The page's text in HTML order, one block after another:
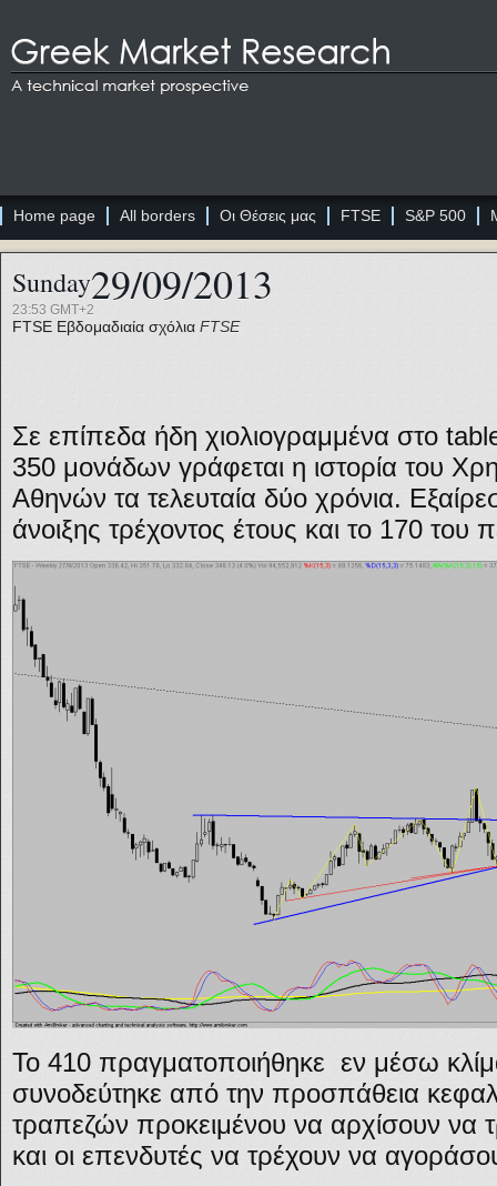
Home page All borders Οι Θέσεις μας FTSE S&P 500
Sunday29/09/2013
23:53 GMT+2
FTSE Εβδομαδιαία σχόλια FTSE
Σε επίπεδα ήδη χιολιογραμμένα στο
350 μονάδων γράφεται η ιστορία του
Αθηνών τα τελευταία δύο χρόνια.
άνοιξης τρέχοντος έτους και το 170 του
Το 410 πραγματοποιήθηκε εν μέσω
συνοδεύτηκε από την προσπάθεια
τραπεζών προκειμένου να αρχίσουν να
και οι επενδυτές να τρέχουν να